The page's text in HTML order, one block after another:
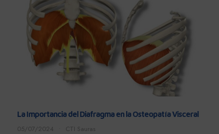
La Importancia del Diafragma en la Osteopatía Visceral
05/07/2024 CTI Sauras